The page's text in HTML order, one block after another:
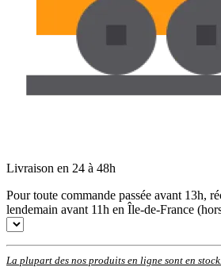
Livraison en 24 à 48h
Pour toute commande passée avant 13h,
lendemain avant 11h en Île-de-France
La plupart des nos produits en ligne sont en